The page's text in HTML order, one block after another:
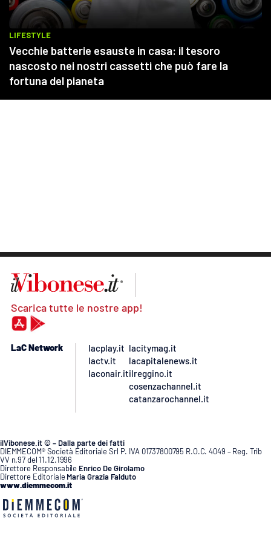
Scarica tutte le nostre app!
LaC Network
lacplay.it
lactv.it
laconair.it
lacitymag.it
lacapitalenews.it
ilreggino.it
cosenzachannel.it
catanzarochannel.it
ilVibonese.it © – Dalla parte dei fatti
DIEMMECOM® Società Editoriale Srl P. IVA 01737800795 R.O.C. 4049 – Reg. Trib
VV n.97 del 11.12.1996
Direttore Responsabile Enrico De Girolamo
Direttore Editoriale Maria Grazia Falduto
www.diemmecom.it